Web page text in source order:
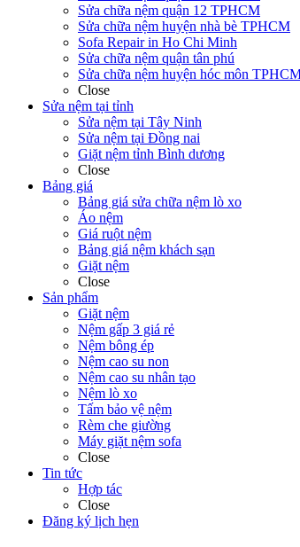
Sửa chữa nệm quận 12 TPHCM
Sửa chữa nệm huyện nhà bè TPHCM
Sofa Repair in Ho Chi Minh
Sửa chữa nệm quận tân phú
Sửa chữa nệm huyện hóc môn
Close
Sửa nệm tại tỉnh
Sửa nệm tại Tây Ninh
Sửa nệm tại Đồng nai
Giặt nệm tỉnh Bình dương
Close
Bảng giá
Bảng giá sửa chữa nệm lò xo
Áo nệm
Giá ruột nệm
Bảng giá nệm khách sạn
Giặt nệm
Close
Sản phẩm
Giặt nệm
Nệm gấp 3 giá rẻ
Nệm bông ép
Nệm cao su non
Nệm cao su nhân tạo
Nệm lò xo
Tấm bảo vệ nệm
Rèm che giường
Máy giặt nệm sofa
Close
Tin tức
Hợp tác
Close
Đăng ký lịch hẹn